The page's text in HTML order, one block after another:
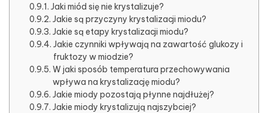
Jaki miód się nie krystalizuje?
Jakie są przyczyny krystalizacji miodu?
Jakie są etapy krystalizacji miodu?
Jakie czynniki wpływają na zawartość glukozy i
fruktozy w miodzie?
W jaki sposób temperatura przechowywania
wpływa na krystalizację miodu?
Jakie miody pozostają płynne najdłużej?
Jakie miody krystalizują najszybciej?